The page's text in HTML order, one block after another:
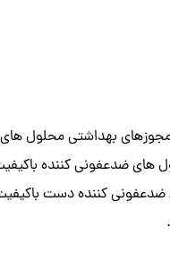
مجوزهای بهداشتی محلول
های ضدعفونی کننده
کننده دست